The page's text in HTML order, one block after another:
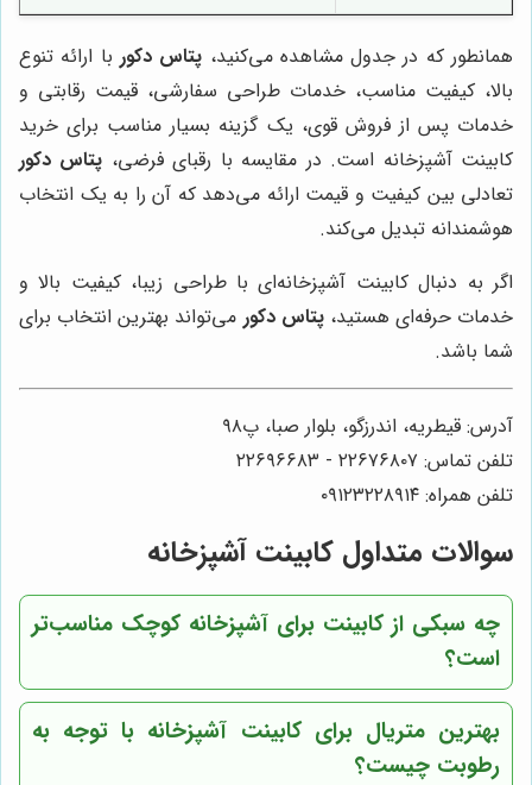
همانطور که در جدول مشاهده می‌کنید، پتاس دکور با ارائه تنوع
بالا، کیفیت مناسب، خدمات طراحی سفارشی، قیمت رقابتی و
خدمات پس از فروش قوی، یک گزینه بسیار مناسب برای خرید
کابینت آشپزخانه است. در مقایسه با رقبای فرضی، پتاس دکور
تعادلی بین کیفیت و قیمت ارائه می‌دهد که آن را به یک انتخاب
هوشمندانه تبدیل می‌کند.
اگر به دنبال کابینت آشپزخانه‌ای با طراحی زیبا، کیفیت بالا و
خدمات حرفه‌ای هستید،پتاس دکور می‌تواند بهترین انتخاب برای
شما باشد.
آدرس: قیطریه، اندرزگو، بلوار صبا، پ۹۸
تلفن تماس: ۲۲۶۷۶۸۰۷ - ۲۲۶۹۶۶۸۳
تلفن همراه: ۰۹۱۲۳۲۲۸۹۱۴
سوالات متداول کابینت آشپزخانه
چه سبکی از کابینت برای آشپزخانه کوچک مناسب‌تر
است؟
بهترین متریال برای کابینت آشپزخانه با توجه به
رطوبت چیست؟